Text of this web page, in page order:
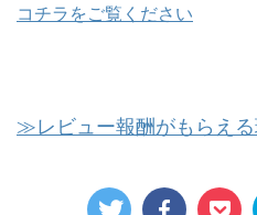
コチラをご覧ください
≫レビュー報酬がもらえる